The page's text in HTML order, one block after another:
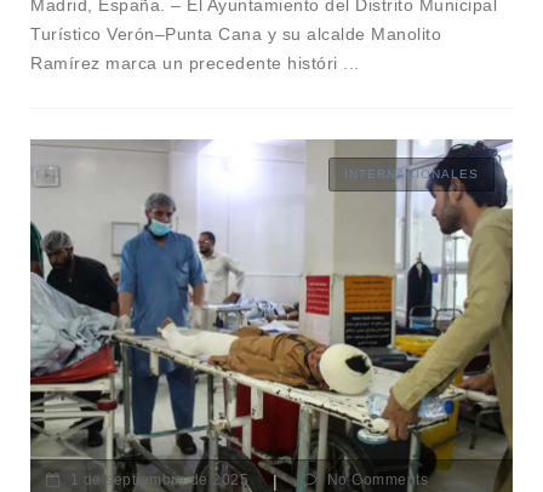
Madrid, España. – El Ayuntamiento del Distrito Municipal
Turístico Verón–Punta Cana y su alcalde Manolito
Ramírez marca un precedente históri
INTERNACIONALES
1 de septiembre de 2025 | No Comments